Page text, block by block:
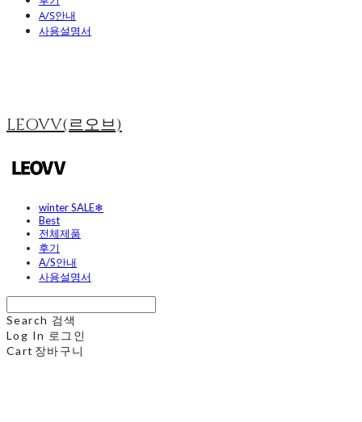
A/S안내
사용설명서
LEOVV(르오브)
winter SALE❄
Best
전체제품
후기
A/S안내
사용설명서
Search 검색
Log In 로그인
Cart 장바구니